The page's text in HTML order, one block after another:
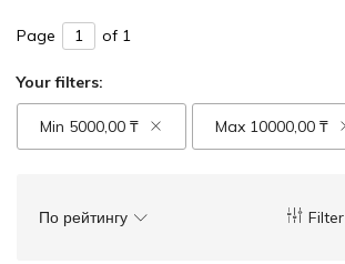
Page of 1
Your filters:
Min 5000,00 ₸ Max 10000,00 ₸
Filter
По рейтингу